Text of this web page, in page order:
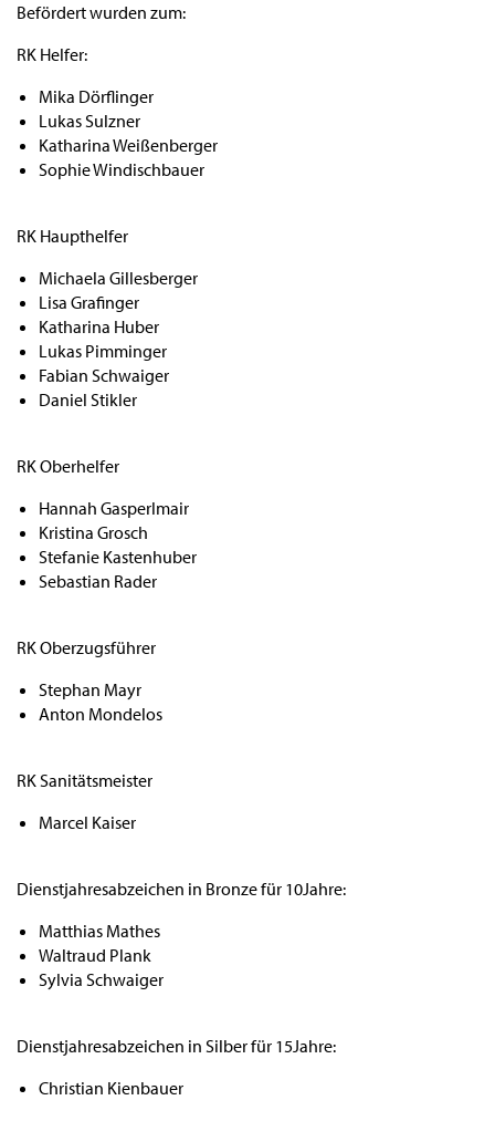
Befördert wurden zum:
RK Helfer:
Mika Dörflinger
Lukas Sulzner
Katharina Weißenberger
Sophie Windischbauer
RK Haupthelfer
Michaela Gillesberger
Lisa Grafinger
Katharina Huber
Lukas Pimminger
Fabian Schwaiger
Daniel Stikler
RK Oberhelfer
Hannah Gasperlmair
Kristina Grosch
Stefanie Kastenhuber
Sebastian Rader
RK Oberzugsführer
Stephan Mayr
Anton Mondelos
RK Sanitätsmeister
Marcel Kaiser
Dienstjahresabzeichen in Bronze für 10Jahre:
Matthias Mathes
Waltraud Plank
Sylvia Schwaiger
Dienstjahresabzeichen in Silber für 15Jahre:
Christian Kienbauer